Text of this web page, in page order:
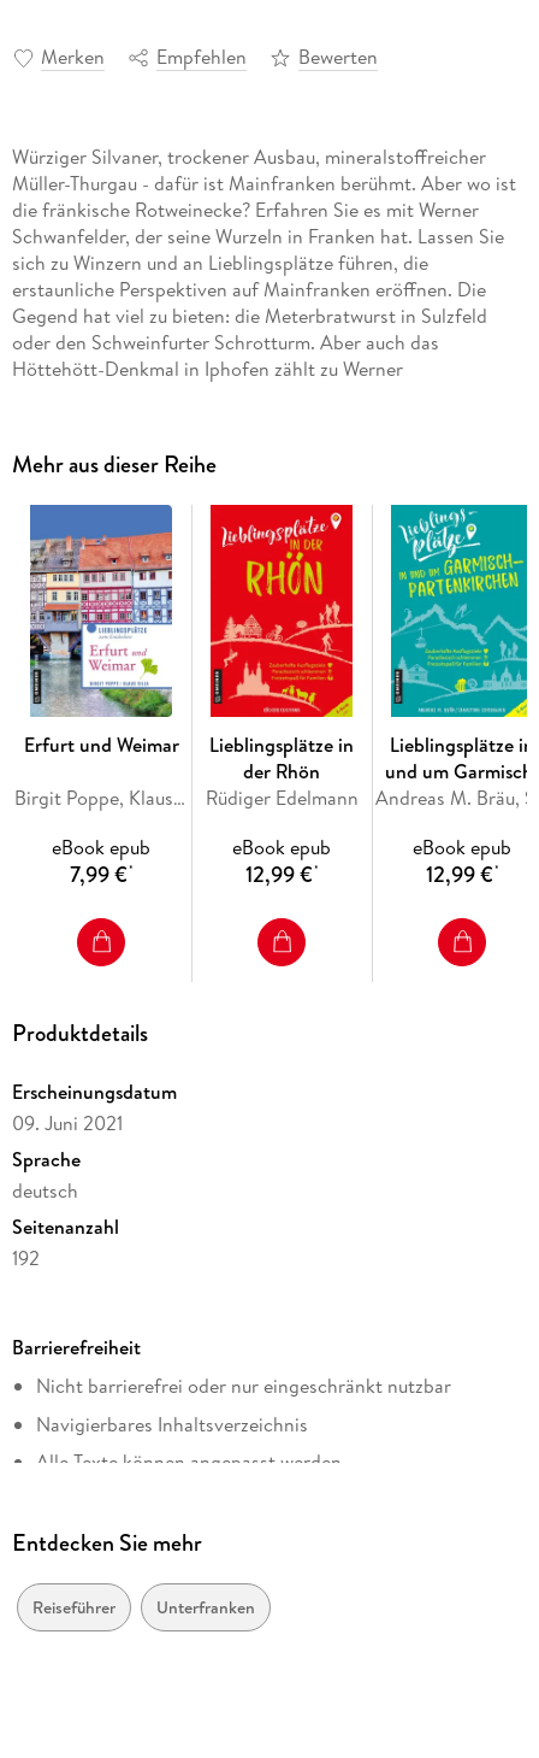
Merken Empfehlen Bewerten
Würziger Silvaner, trockener Ausbau, mineralstoffreicher
Müller-Thurgau - dafür ist Mainfranken berühmt. Aber wo ist
die fränkische Rotweinecke? Erfahren Sie es mit Werner
Schwanfelder, der seine Wurzeln in Franken hat. Lassen Sie
sich zu Winzern und an Lieblingsplätze führen, die
erstaunliche Perspektiven auf Mainfranken eröffnen. Die
Gegend hat viel zu bieten: die Meterbratwurst in Sulzfeld
oder den Schweinfurter Schrotturm. Aber auch das
Höttehött-Denkmal in Iphofen zählt zu Werner
Mehr aus dieser Reihe
Erfurt und Weimar
Birgit Poppe, Klaus Silla
eBook epub
7,99 €*
Lieblingsplätze in
der Rhön
Rüdiger Edelmann
eBook epub
12,99 €*
Lieblingsplätze in
und um Garmisch-
Partenkirchen
eBook epub
12,99 €*
Produktdetails
Erscheinungsdatum
09. Juni 2021
Sprache
deutsch
Seitenanzahl
192
Autor/Autorin
Werner Schwanfelder
Verlag/Hersteller
Gmeiner Verlag eBooks
ohne Kopierschutz
Ja
Produktart
Barrierefreiheit
Nicht barrierefrei oder nur eingeschränkt nutzbar
Navigierbares Inhaltsverzeichnis
Alle Texte können angepasst werden
Entdecken Sie mehr
Reiseführer Unterfranken